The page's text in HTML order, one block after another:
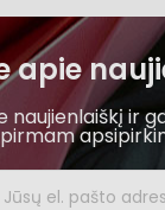
apie
ir
pirmam